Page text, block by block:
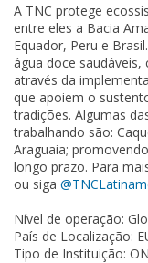
A TNC protege
entre eles a Bacia
Equador, Peru e
água doce
através da
que apoiem o
tradições. Algumas
trabalhando são:
Araguaia;
longo prazo. Para
ou siga
Nível de operação:
País de Localização:
Tipo de Instituição: